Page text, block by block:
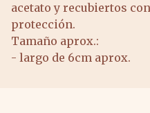
acetato y recubiertos
protección.
Tamaño aprox.:
- largo de 6cm aprox.